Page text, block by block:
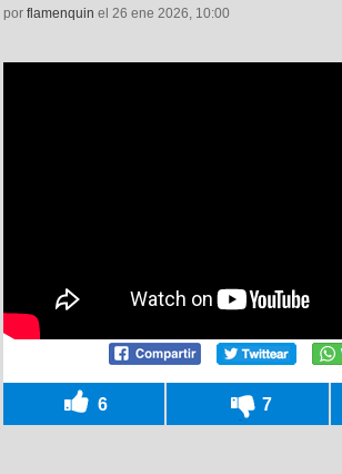
por flamenquin el 26 ene 2026, 10:00
6 7